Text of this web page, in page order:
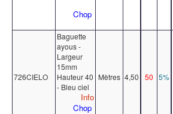
Chop
726CIELO
Baguette
ayous -
Largeur
15mm
Hauteur 40
- Bleu ciel
Info
Chop
Mètres 4,50 50 5%